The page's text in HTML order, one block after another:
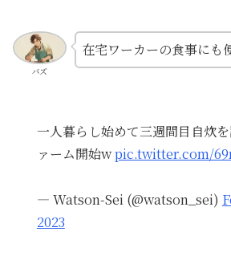
バズ
在宅ワーカーの食事にも
一人暮らし始めて三週間目自炊
ァーム開始wpic.twitter.com/
— Watson-Sei (@watson_sei)
2023